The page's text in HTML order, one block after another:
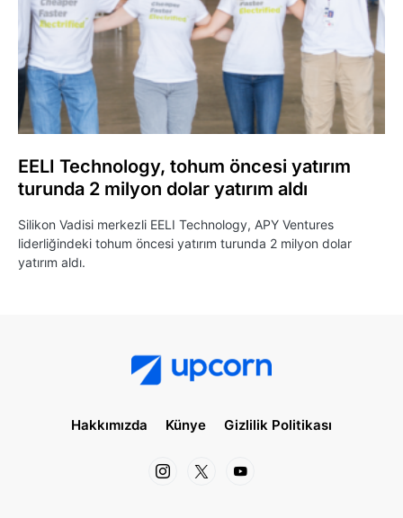
EELI Technology, tohum öncesi yatırım
turunda 2 milyon dolar yatırım aldı
Silikon Vadisi merkezli EELI Technology, APY Ventures
liderliğindeki tohum öncesi yatırım turunda 2 milyon dolar
yatırım aldı.
Hakkımızda Künye Gizlilik Politikası